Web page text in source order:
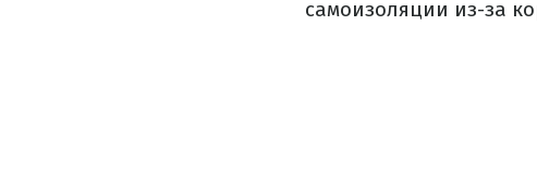
самоизоляции из-за